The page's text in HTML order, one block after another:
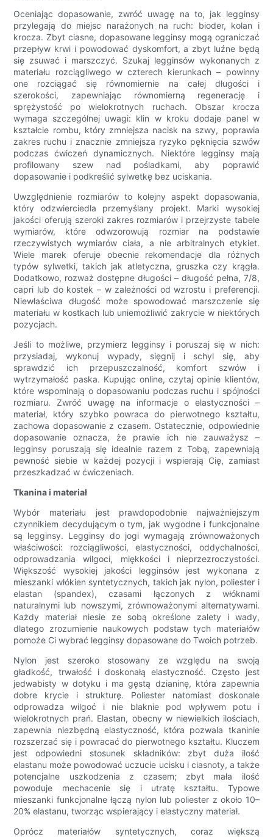
Oceniając dopasowanie, zwróć uwagę na to, jak legginsy
przylegają do miejsc narażonych na ruch: bioder, kolan i
krocza. Zbyt ciasne, dopasowane legginsy mogą ograniczać
przepływ krwi i powodować dyskomfort, a zbyt luźne będą
się zsuwać i marszczyć. Szukaj legginsów wykonanych z
materiału rozciągliwego w czterech kierunkach – powinny
one rozciągać się równomiernie na całej długości i
szerokości, zapewniając równomierną regenerację i
sprężystość po wielokrotnych ruchach. Obszar krocza
wymaga szczególnej uwagi: klin w kroku dodaje panel w
kształcie rombu, który zmniejsza nacisk na szwy, poprawia
zakres ruchu i znacznie zmniejsza ryzyko pęknięcia szwów
podczas ćwiczeń dynamicznych. Niektóre legginsy mają
profilowany szew nad pośladkami, aby poprawić
dopasowanie i podkreślić sylwetkę bez uciskania.
Uwzględnienie rozmiarów to kolejny aspekt dopasowania,
który odzwierciedla przemyślany projekt. Marki wysokiej
jakości oferują szeroki zakres rozmiarów i przejrzyste tabele
wymiarów, które odwzorowują rozmiar na podstawie
rzeczywistych wymiarów ciała, a nie arbitralnych etykiet.
Wiele marek oferuje obecnie rekomendacje dla różnych
typów sylwetki, takich jak atletyczna, gruszka czy krągła.
Dodatkowo, rozważ dostępne długości – długość pełna, 7/8,
capri lub do kostek – w zależności od wzrostu i preferencji.
Niewłaściwa długość może spowodować marszczenie się
materiału w kostkach lub uniemożliwić zakrycie w niektórych
pozycjach.
Jeśli to możliwe, przymierz legginsy i poruszaj się w nich:
przysiadaj, wykonuj wypady, sięgnij i schyl się, aby
sprawdzić ich przepuszczalność, komfort szwów i
wytrzymałość paska. Kupując online, czytaj opinie klientów,
które wspominają o dopasowaniu podczas ruchu i spójności
rozmiaru. Zwróć uwagę na informacje o elastyczności –
materiał, który szybko powraca do pierwotnego kształtu,
zachowa dopasowanie z czasem. Ostatecznie, odpowiednie
dopasowanie oznacza, że ​​prawie ich nie zauważysz –
legginsy poruszają się idealnie razem z Tobą, zapewniają
pewność siebie w każdej pozycji i wspierają Cię, zamiast
przeszkadzać w ćwiczeniach.
Tkanina i materiał
Wybór materiału jest prawdopodobnie najważniejszym
czynnikiem decydującym o tym, jak wygodne i funkcjonalne
są legginsy. Legginsy do jogi wymagają zrównoważonych
właściwości: rozciągliwości, elastyczności, oddychalności,
odprowadzania wilgoci, miękkości i nieprzezroczystości.
Większość wysokiej jakości legginsów jest wykonana z
mieszanki włókien syntetycznych, takich jak nylon, poliester i
elastan (spandex), czasami łączonych z włóknami
naturalnymi lub nowszymi, zrównoważonymi alternatywami.
Każdy materiał niesie ze sobą określone zalety i wady,
dlatego zrozumienie naukowych podstaw tych materiałów
pomoże Ci wybrać legginsy dopasowane do Twoich potrzeb.
Nylon jest szeroko stosowany ze względu na swoją
gładkość, trwałość i doskonałą elastyczność. Często jest
jedwabisty w dotyku i ma gęstą dzianinę, która zapewnia
dobre krycie i strukturę. Poliester natomiast doskonale
odprowadza wilgoć i nie blaknie pod wpływem potu i
wielokrotnych prań. Elastan, obecny w niewielkich ilościach,
zapewnia niezbędną elastyczność, która pozwala tkaninie
rozszerzać się i powracać do pierwotnego kształtu. Kluczem
jest odpowiedni stosunek składników: zbyt duża ilość
elastanu może powodować uczucie ucisku i ciasnoty, a także
potencjalne uszkodzenia z czasem; zbyt mała ilość
powoduje mechacenie się i utratę kształtu. Typowe
mieszanki funkcjonalne łączą nylon lub poliester z około 10–
20% elastanu, tworząc wspierający i elastyczny materiał.
Oprócz materiałów syntetycznych, coraz większą